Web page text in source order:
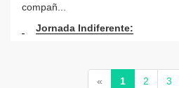
compañ...
Jornada Indiferente:
« 1 (current)
2 3